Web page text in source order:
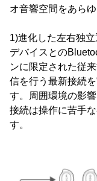
オ音響空間をあら
1)進化した左右独
デバイスとの
ンに限定された従
信を行う最新接続
す。周囲環境の影
接続は操作に苦手
す。